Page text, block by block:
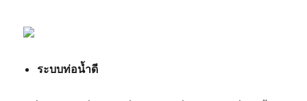
ระบบท่อน้ำดี